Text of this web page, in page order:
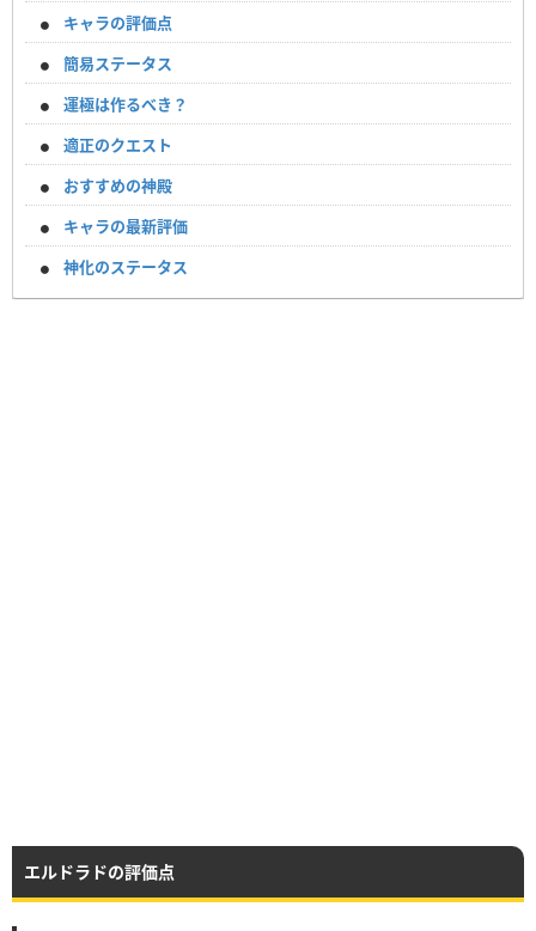
キャラの評価点
簡易ステータス
運極は作るべき？
適正のクエスト
おすすめの神殿
キャラの最新評価
神化のステータス
エルドラドの評価点